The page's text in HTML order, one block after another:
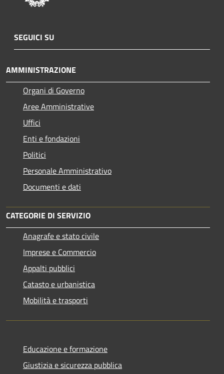
SEGUICI SU
AMMINISTRAZIONE
Organi di Governo
Aree Amministrative
Uffici
Enti e fondazioni
Politici
Personale Amministrativo
Documenti e dati
CATEGORIE DI SERVIZIO
Anagrafe e stato civile
Imprese e Commercio
Appalti pubblici
Catasto e urbanistica
Mobilità e trasporti
Educazione e formazione
Giustizia e sicurezza pubblica